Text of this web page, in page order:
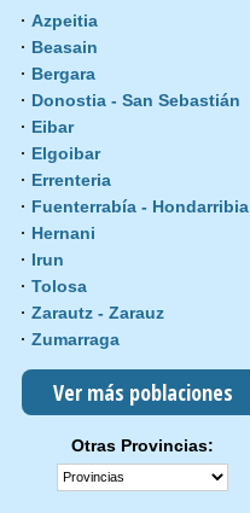
Azpeitia
Beasain
Bergara
Donostia - San Sebastián
Eibar
Elgoibar
Errenteria
Fuenterrabía - Hondarribia
Hernani
Irun
Tolosa
Zarautz - Zarauz
Zumarraga
Ver más poblaciones
Otras Provincias: